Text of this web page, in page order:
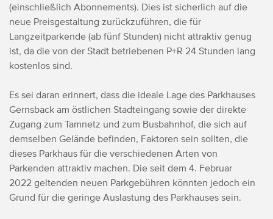
(einschließlich Abonnements). Dies ist sicherlich auf die
neue Preisgestaltung zurückzuführen, die für
Langzeitparkende (ab fünf Stunden) nicht attraktiv genug
ist, da die von der Stadt betriebenen P+R 24 Stunden lang
kostenlos sind.
Es sei daran erinnert, dass die ideale Lage des Parkhauses
Gernsback am östlichen Stadteingang sowie der direkte
Zugang zum Tamnetz und zum Busbahnhof, die sich auf
demselben Gelände befinden, Faktoren sein sollten, die
dieses Parkhaus für die verschiedenen Arten von
Parkenden attraktiv machen. Die seit dem 4. Februar
2022 geltenden neuen Parkgebühren könnten jedoch ein
Grund für die geringe Auslastung des Parkhauses sein.